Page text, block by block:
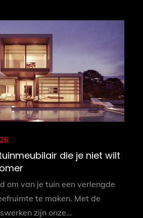
die je niet wilt
om van je tuin een verlengde
te maken. Met de
zijn onze…